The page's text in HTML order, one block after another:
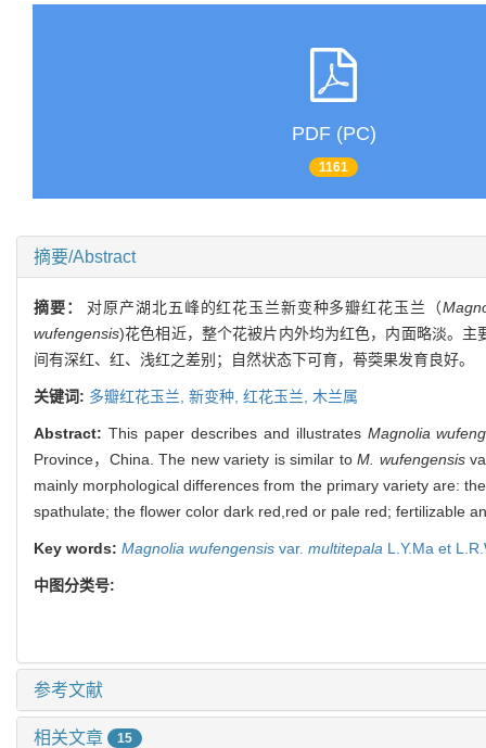
PDF (PC)
1161
摘要/Abstract
摘要： 对原产湖北五峰的红花玉兰新变种多瓣红花玉兰（
wufengensis)花色相近，整个花被片内外均为红色，内面略淡。
间有深红、红、浅红之差别；自然状态下可育，蓇葖果发育良好。
关键词: 多瓣红花玉兰, 新变种, 红花玉兰, 木兰属
Abstract: This paper describes and illustrates Magnolia
Province，China. The new variety is similar toM. wufengensis
mainly morphological differences from the primary variety are:
spathulate; the flower color dark red,red or pale red; fertilizable
Key words: Magnolia wufengensis var. multitepala L.Y.Ma et
中图分类号:
参考文献
相关文章 15